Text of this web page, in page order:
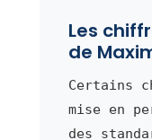
Les
de
Certains
mise en
des